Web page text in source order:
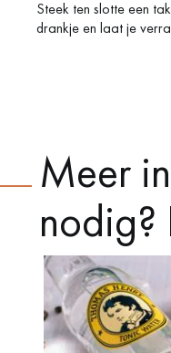
Steek ten slotte een
drankje en laat je
Meer
nodig?